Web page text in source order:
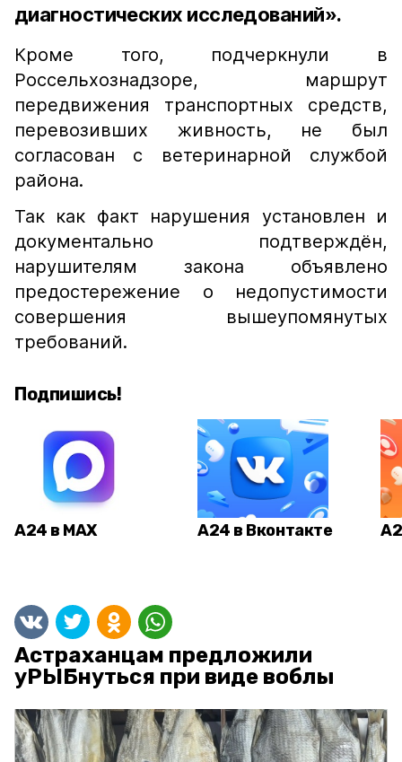
диагностических исследований».
Кроме того, подчеркнули в
Россельхознадзоре, маршрут
передвижения транспортных средств,
перевозивших живность, не был
согласован с ветеринарной службой
района.
Так как факт нарушения установлен и
документально подтверждён,
нарушителям закона объявлено
предостережение о недопустимости
совершения вышеупомянутых
требований.
Подпишись!
А24 в MAX А24 в Вконтакте
Астраханцам предложили
уРЫБнуться при виде воблы